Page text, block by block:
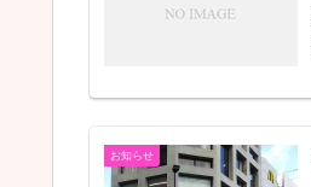
お知らせ